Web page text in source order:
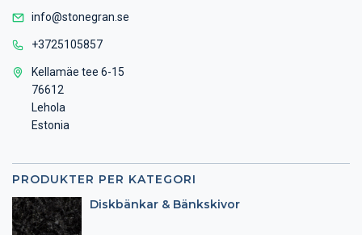
info@stonegran.se
+3725105857
Kellamäe tee 6-15
76612
Lehola
Estonia
PRODUKTER PER KATEGORI
Diskbänkar & Bänkskivor